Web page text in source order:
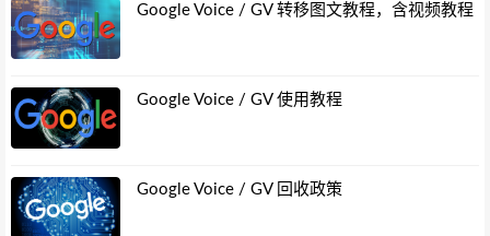
Google Voice / GV 转移图文教程，含视频教程
Google Voice / GV 使用教程
Google Voice / GV 回收政策